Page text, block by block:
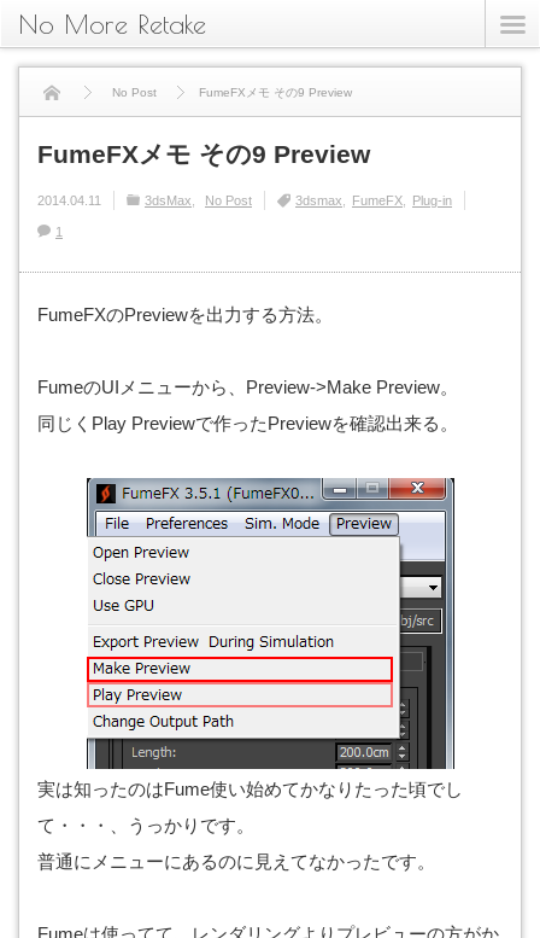
No More Retake
No Post FumeFXメモ その9 Preview
FumeFXメモ その9 Preview
2014.04.11 3dsMax No Post 3dsmax FumeFX Plug-in
1
FumeFXのPreviewを出力する方法。
FumeのUIメニューから、Preview->Make Preview。
同じくPlay Previewで作ったPreviewを確認出来る。
実は知ったのはFume使い始めてかなりたった頃でし
て・・・、うっかりです。
普通にメニューにあるのに見えてなかったです。
Fumeは使ってて、レンダリングよりプレビューの方がか